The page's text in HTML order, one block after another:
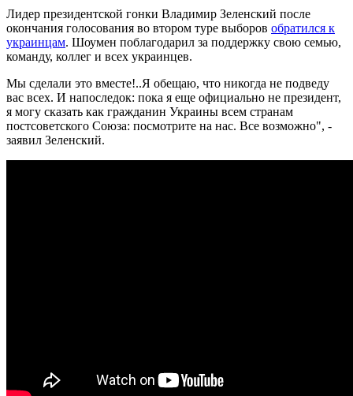
Лидер президентской гонки Владимир Зеленский после
окончания голосования во втором туре выборов обратился к
украинцам. Шоумен поблагодарил за поддержку свою семью,
команду, коллег и всех украинцев.
Мы сделали это вместе!..Я обещаю, что никогда не подведу
вас всех. И напоследок: пока я еще официально не президент,
я могу сказать как гражданин Украины всем странам
постсоветского Союза: посмотрите на нас. Все возможно", -
заявил Зеленский.